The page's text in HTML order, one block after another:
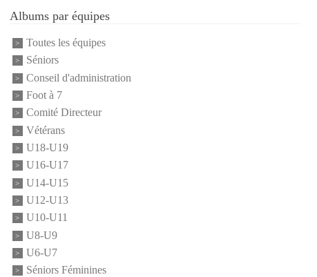
Albums par équipes
Toutes les équipes
Séniors
Conseil d'administration
Foot à 7
Comité Directeur
Vétérans
U18-U19
U16-U17
U14-U15
U12-U13
U10-U11
U8-U9
U6-U7
Séniors Féminines